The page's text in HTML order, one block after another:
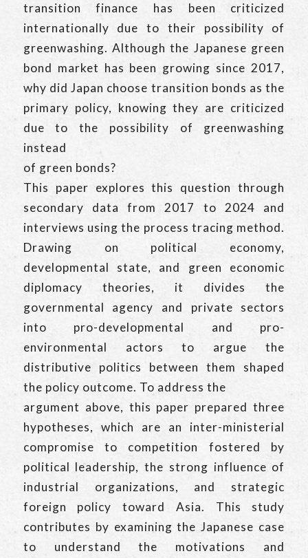
transition finance has been criticized
internationally due to their possibility of
greenwashing. Although the Japanese green
bond market has been growing since 2017,
why did Japan choose transition bonds as the
primary policy, knowing they are criticized
due to the possibility of greenwashing
instead
of green bonds?
This paper explores this question through
secondary data from 2017 to 2024 and
interviews using the process tracing method.
Drawing on political economy,
developmental state, and green economic
diplomacy theories, it divides the
governmental agency and private sectors
into pro-developmental and pro-
environmental actors to argue the
distributive politics between them shaped
the policy outcome. To address the
argument above, this paper prepared three
hypotheses, which are an inter-ministerial
compromise to competition fostered by
political leadership, the strong influence of
industrial organizations, and strategic
foreign policy toward Asia. This study
contributes by examining the Japanese case
to understand the motivations and